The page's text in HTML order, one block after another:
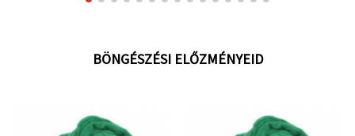
BÖNGÉSZÉSI ELŐZMÉNYEID